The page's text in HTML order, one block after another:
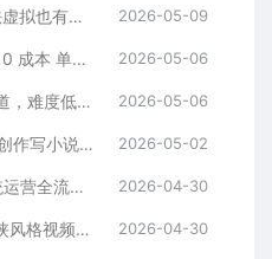
2026最新多多虚拟0.01玩法虚拟也有新门路轻松日入2500! 2026-05-09
手机壁纸赚钱秘籍！AI 绘画 0 成本 单店狂销 3.8 万单 2026-05-06
公众号流量主之拍照技巧赛道，难度低+流量大，起号第一篇就爆了10w阅读！ 2026-05-06
26年最新风口项目，AI工具创作写小说，轻松实现日入1000+ 2026-05-02
公众号流量主变现从0-1系统运营全流程讲解！ 2026-04-30
最新：视频号AI一键生成武侠风格视频，狂撸视频号分成收益，学完轻松日入1000+ 2026-04-30